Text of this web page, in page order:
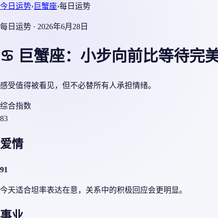
今日运势›巨蟹座›每日运势
每日运势 · 2026年6月28日
♋ 巨蟹座：小步向前比等待完
感受值得被看见，但不必替所有人承担情绪。
综合指数
83
爱情
91
今天适合坦率表达在意，关系中的积极回应会更明显。
事业